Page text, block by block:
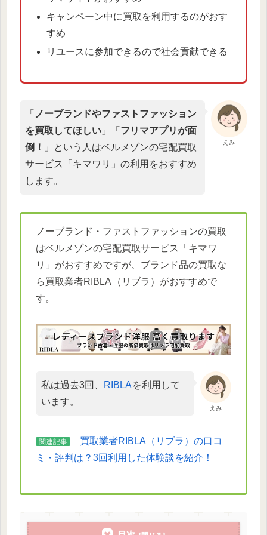
キャンペーン中に買取を利用するのがおす
すめ
リユースに参加できるので社会貢献できる
えみ
「 ノーブランドやファストファッション
を買取してほしい 」「 フリマアプリが面
倒！
」という人はベルメゾンの宅配買取
サービス「キマワリ」の利用をおすすめ
します。
ノーブランド・ファストファッションの買取
はベルメゾンの宅配買取サービス「キマワ
リ」がおすすめですが、ブランド品の買取な
ら買取業者RIBLA
（リブラ）がおすすめで
す。
えみ
私は過去3回、 RIBLA を利用して
います。
関連記事
買取業者RIBLA（リブラ）の口コ
ミ・評判は？3回利用した体験談を紹介！